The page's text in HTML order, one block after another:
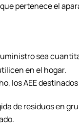
pertenece el
sea
en el hogar.
los AEE
de residuos en